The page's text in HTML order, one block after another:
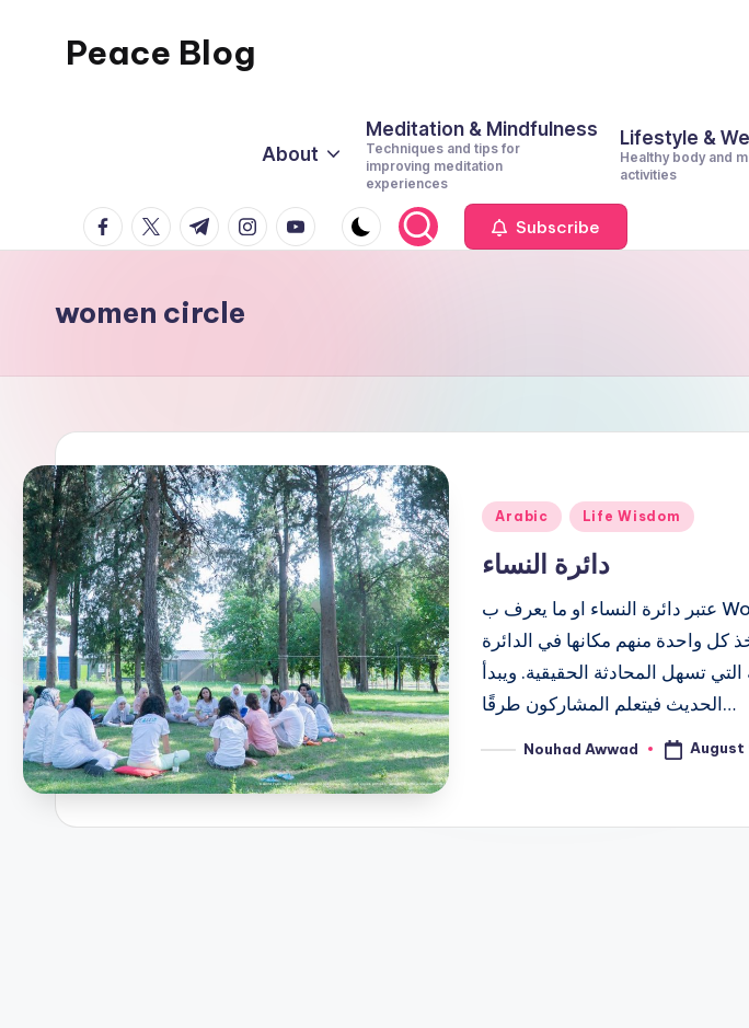
Peace Blog
This
About
Meditation & Mindfulness
Techniques and tips for
improving meditation
experiences
Lifestyle &
Healthy body and
activities
facebook.com
twitter.com
t.me instagram.com
youtube.com Subscribe
women circle
Posted
Arabic Life Wisdom
دائرة النساء
عتبر دائرة النساء او ما يعرف ب Women Circle. ورشة
واحدة منهم مكانها في الدائرة
التي تسهل المحادثة الحقيقية. ويبدأ
الحديث فيتعلم المشاركون طرقًا…
PostedNouhad Awwad August